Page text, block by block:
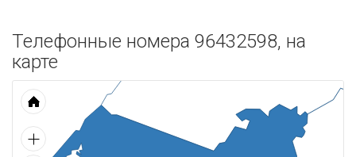
Телефонные номера 96432598, на
карте